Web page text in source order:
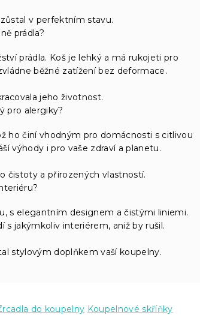
v perfektním stavu.
prádla?
prádla. Koš je lehký a má rukojeti pro
běžné zatížení bez deformace.
jeho životnost.
pro alergiky?
ho činí vhodným pro domácnosti s citlivou
výhody i pro vaše zdraví a planetu.
čistoty a přirozených vlastností.
s elegantním designem a čistými liniemi.
s jakýmkoliv interiérem, aniž by rušil.
stylovým doplňkem vaší koupelny.
do koupelny Koupelnové skříňky